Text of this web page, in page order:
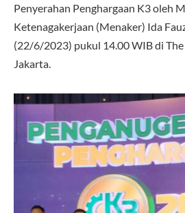
Penyerahan Penghargaan K3 oleh
Ketenagakerjaan (Menaker) Ida
(22/6/2023) pukul 14.00 WIB di
Jakarta.